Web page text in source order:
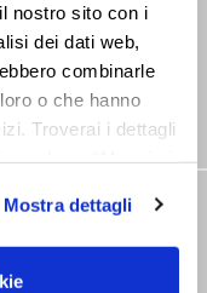
nostro sito con i
dei dati web,
combinarle
o che hanno
Troverai i dettagli
consulta
Mostra dettagli